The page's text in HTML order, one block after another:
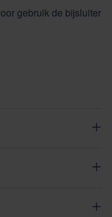
gebruik de bijsluiter